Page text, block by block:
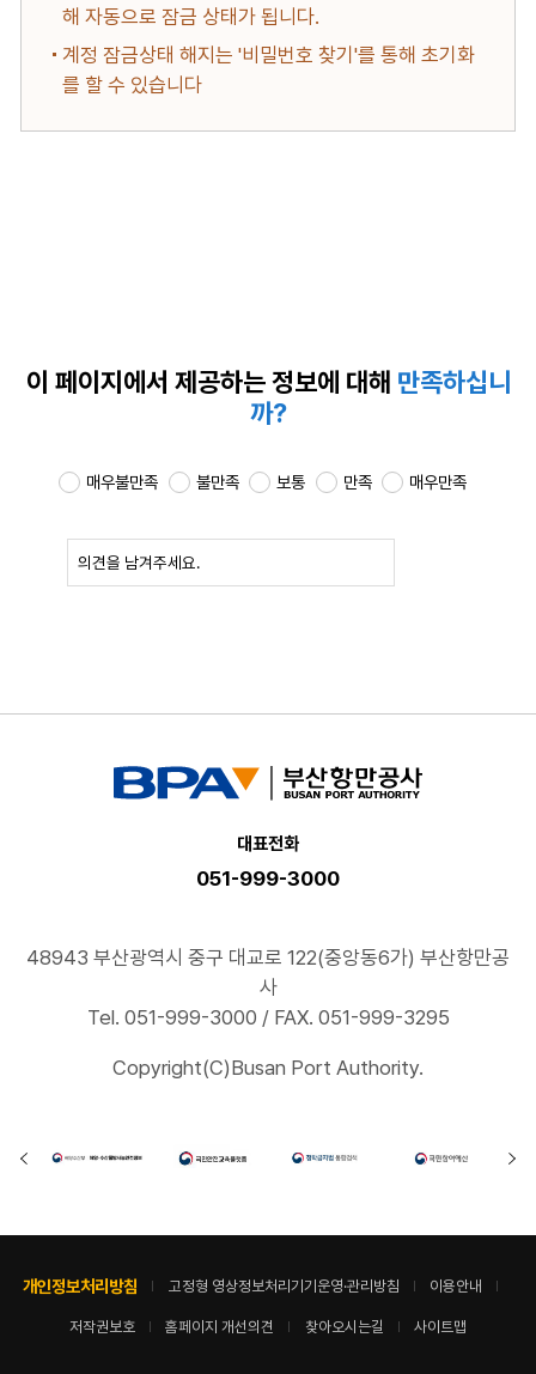
해 자동으로 잠금 상태가 됩니다.
계정 잠금상태 해지는 '비밀번호 찾기'를 통해 초기화
를 할 수 있습니다
이 페이지에서 제공하는정보에 대해 만족하십니
까?
매우불만족 불만족 보통 만족 매우만족
대표전화
051-999-3000
48943 부산광역시 중구 대교로 122(중앙동6가) 부산항만공
사
Tel. 051-999-3000 / FAX. 051-999-3295
Copyright(C)Busan Port Authority.
개인정보처리방침 고정형 영상정보처리기기운영·관리방침 이용안내
저작권보호 홈페이지 개선의견 찾아오시는길 사이트맵